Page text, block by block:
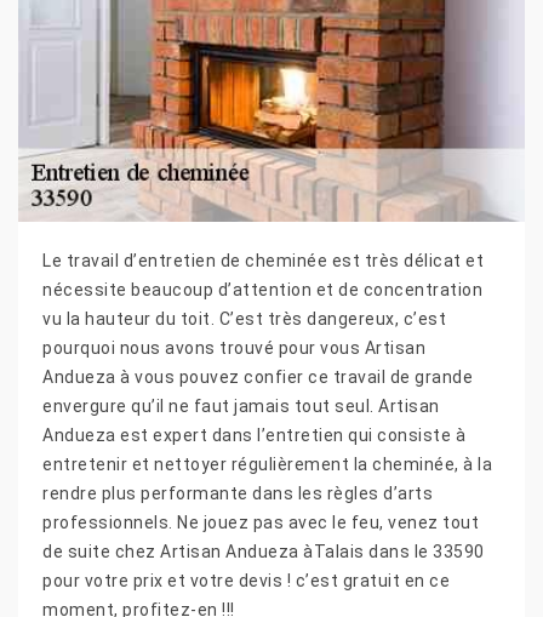
Le travail d’entretien de cheminée est très délicat et
nécessite beaucoup d’attention et de concentration
vu la hauteur du toit. C’est très dangereux, c’est
pourquoi nous avons trouvé pour vous Artisan
Andueza à vous pouvez confier ce travail de grande
envergure qu’il ne faut jamais tout seul. Artisan
Andueza est expert dans l’entretien qui consiste à
entretenir et nettoyer régulièrement la cheminée, à la
rendre plus performante dans les règles d’arts
professionnels. Ne jouez pas avec le feu, venez tout
de suite chez Artisan Andueza àTalais dans le 33590
pour votre prix et votre devis ! c’est gratuit en ce
moment, profitez-en !!!